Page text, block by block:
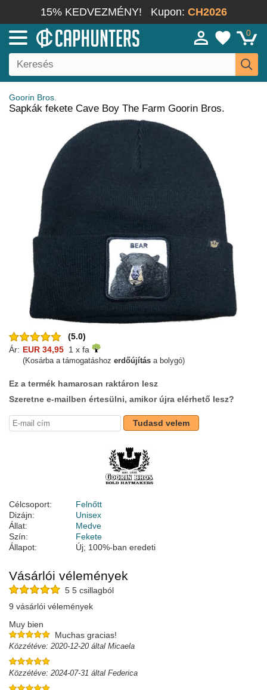
15% KEDVEZMÉNY! Kupon: CH2026
0
Goorin Bros.
Sapkák fekete Cave Boy The Farm Goorin Bros.
(5.0)
Ár: EUR 34,95 1 x fa
(Kosárba a támogatáshoz erdőújítás a bolygó)
Ez a termék hamarosan raktáron lesz
Szeretne e-mailben értesülni, amikor újra elérhető lesz?
Tudasd velem
Célcsoport:
Felnőtt
Dizájn:
Unisex
Állat:
Medve
Szín:
Fekete
Állapot:
Új; 100%-ban eredeti
Vásárlói vélemények
5 5 csillagból
9 vásárlói vélemények
Muy bien
Muchas gracias!
Közzétéve: 2020-12-20 által Micaela
Közzétéve: 2024-07-31 által Federica